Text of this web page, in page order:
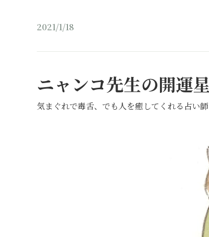
2021/1/18
ニャンコ先生の開運
気まぐれで毒舌、でも人を癒してくれる占い